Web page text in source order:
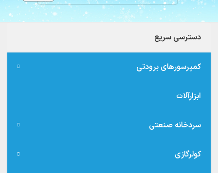
دسترسی سریع
کمپرسورهای برودتی
ابزارآلات
سردخانه صنعتی
کولرگازی